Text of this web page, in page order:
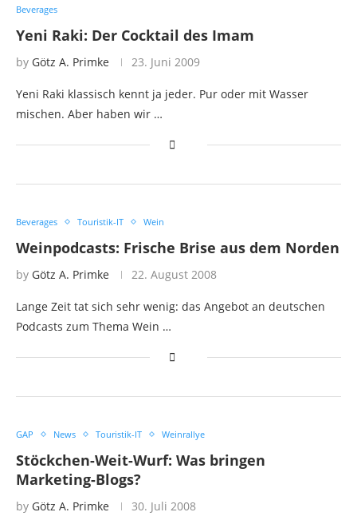
Beverages
Yeni Raki: Der Cocktail des Imam
by Götz A. Primke 23. Juni 2009
Yeni Raki klassisch kennt ja jeder. Pur oder mit Wasser
mischen. Aber haben wir …
Beverages Touristik-IT Wein
Weinpodcasts: Frische Brise aus dem Norden
by Götz A. Primke 22. August 2008
Lange Zeit tat sich sehr wenig: das Angebot an deutschen
Podcasts zum Thema Wein …
GAP News Touristik-IT Weinrallye
Stöckchen-Weit-Wurf: Was bringen
Marketing-Blogs?
by Götz A. Primke 30. Juli 2008